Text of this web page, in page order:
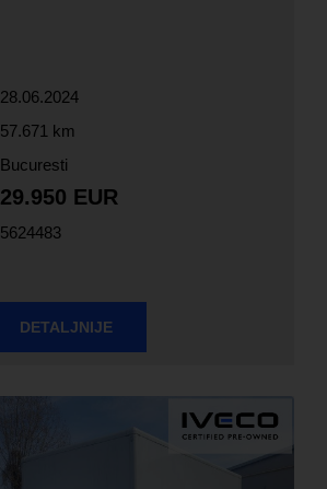
28.06.2024
57.671 km
Bucuresti
29.950 EUR
5624483
DETALJNIJE